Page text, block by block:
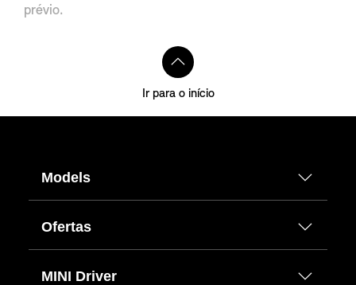
prévio.
Ir para o início
Models
Ofertas
MINI Driver